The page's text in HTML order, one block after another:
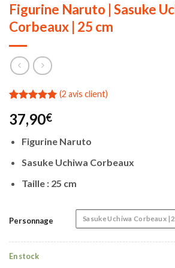
Figurine Naruto | Sasuke
Corbeaux | 25 cm
sur 5 basé
sur
notations
client
(2 avis client)
37,90€
Figurine Naruto
Sasuke Uchiwa Corbeaux
Taille : 25 cm
Personnage Sasuke Uchiwa Corbeaux |
En stock